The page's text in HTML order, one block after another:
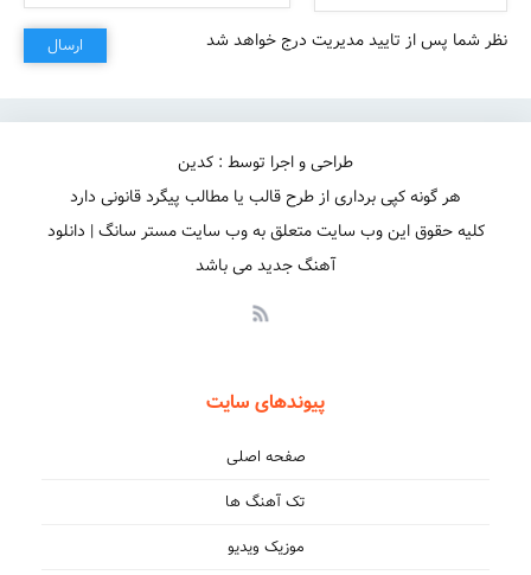
نظر شما پس از تایید مدیریت درج خواهد شد ارسال
طراحی و اجرا توسط : کدین
هر گونه کپی برداری از طرح قالب یا مطالب پیگرد قانونی دارد
کلیه حقوق این وب سایت متعلق به وب سایت مستر سانگ | دانلود
آهنگ جدید می باشد
پیوندهای سایت
صفحه اصلی
تک آهنگ ها
موزیک ویدیو